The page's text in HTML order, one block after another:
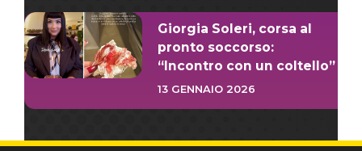
Giorgia Soleri, corsa al
pronto soccorso:
“Incontro con un coltello”
13 GENNAIO 2026